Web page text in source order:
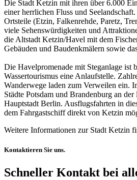
Die Stadt Ketzin mit ihren über 6.000
einer herrlichen Fluss und
Ortsteile (Etzin, Falkenrehde, Paretz,
viele Sehenswürdigkeiten und
die Altstadt Ketzin/Havel mit dem
Gebäuden und Baudenkmälern sowie
Die Havelpromenade mit Steganlage ist
Wassertourismus eine Anlaufstelle.
Wanderwege laden zum Verweilen ein.
Städte Potsdam und Brandenburg an
Hauptstadt Berlin. Ausflugsfahrten in
dem Fahrgastschiff direkt von Ketzin
Weitere Informationen zur Stadt Ketzin
Kontaktieren Sie uns.
Schneller Kontakt bei